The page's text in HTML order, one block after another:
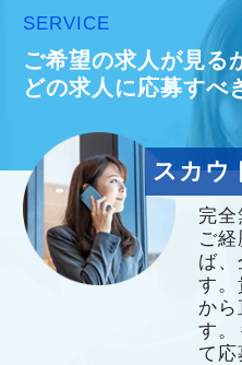
SERVICE
ご希望の求人が見る
どの求人に応募すべ
スカウ
完全
ご
ば、
す。
から
す。
て応